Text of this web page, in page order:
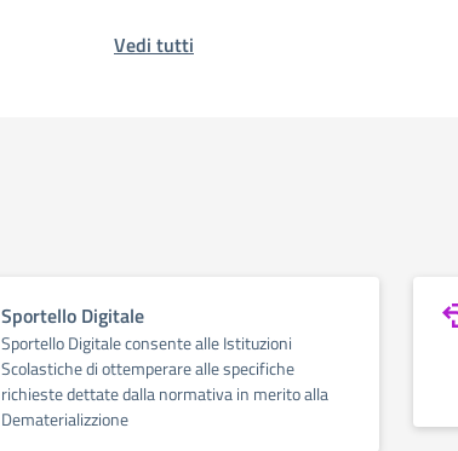
Vedi tutti
Sportello Digitale
Sportello Digitale consente alle Istituzioni
Scolastiche di ottemperare alle specifiche
richieste dettate dalla normativa in merito alla
Dematerializzione